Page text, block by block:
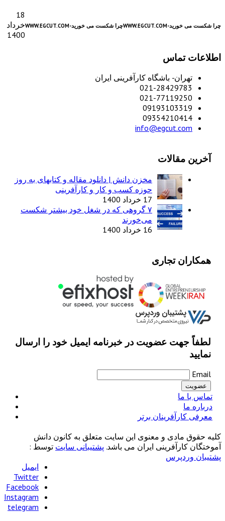
چرا شکست می خورید-WWW.EGCUT.COM چرا شکست می خورید-WWW.EGCUT.COM
18
خرداد
1400
اطلاعات تماس
تهران- باشگاه کارآفرینی ایران
021-28429783
021-77119250
09193103319
09354210414
info@egcut.com
آخرین مقالات
مخزن دانش | دانلود مقاله و کتابهای به روز
حوزه کسب و کار و کارآفرینی
17 خرداد 1400
۷ گروهی که در شغل خود بیشتر شکست
می‌خورند
16 خرداد 1400
همکاران تجاری
لطفاً جهت عضویت در خبرنامه ایمیل خود را ارسال
نمایید
Email
تماس با ما
درباره ما
معرفی کارآفرینان برتر
کلیه حقوق مادی و معنوی این سایت متعلق به کانون دانش
آموختگان کارآفرینی ایران می باشد. پشتیبانی سایت توسط :
پشتیبان وردپرس
ایمیل
Twitter
Facebook
Instagram
telegram